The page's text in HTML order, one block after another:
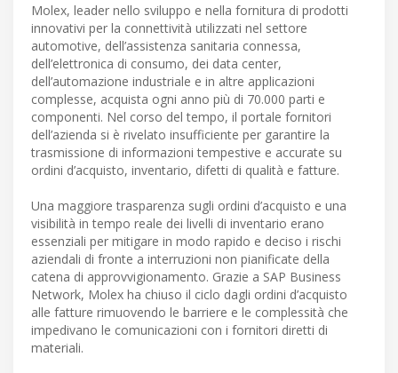
Molex, leader nello sviluppo e nella fornitura di prodotti
innovativi per la connettività utilizzati nel settore
automotive, dell’assistenza sanitaria connessa,
dell’elettronica di consumo, dei data center,
dell’automazione industriale e in altre applicazioni
complesse, acquista ogni anno più di 70.000 parti e
componenti. Nel corso del tempo, il portale fornitori
dell’azienda si è rivelato insufficiente per garantire la
trasmissione di informazioni tempestive e accurate su
ordini d’acquisto, inventario, difetti di qualità e fatture.
Una maggiore trasparenza sugli ordini d’acquisto e una
visibilità in tempo reale dei livelli di inventario erano
essenziali per mitigare in modo rapido e deciso i rischi
aziendali di fronte a interruzioni non pianificate della
catena di approvvigionamento. Grazie a SAP Business
Network, Molex ha chiuso il ciclo dagli ordini d’acquisto
alle fatture rimuovendo le barriere e le complessità che
impedivano le comunicazioni con i fornitori diretti di
materiali.